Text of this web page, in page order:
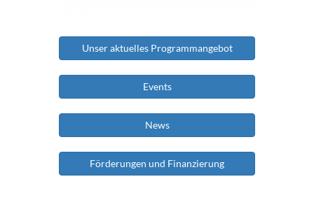
Unser aktuelles Programmangebot
Events
News
Förderungen und Finanzierung